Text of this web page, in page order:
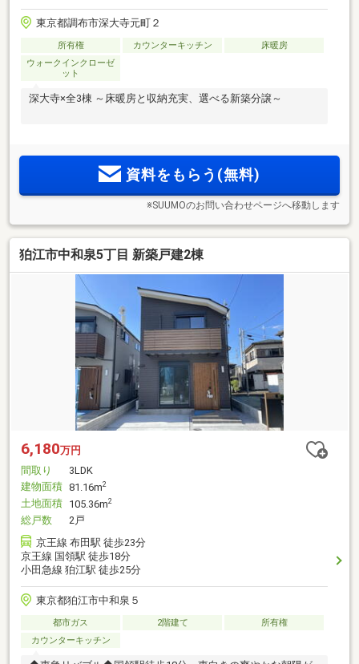
東京都調布市深大寺元町２
所有権 カウンターキッチン
床暖房
ウォークインクローゼ
ット
深大寺×全3棟 ～床暖房と収納充実、選べる新築分譲～
資料をもらう(無料)
※SUUMOのお問い合わせページへ移動します
狛江市中和泉5丁目 新築戸建2棟
6,180万円
間取り
3LDK
建物面積 81.16m2
土地面積 105.36m2
総戸数
2戸
京王線 布田駅 徒歩23分
京王線 国領駅 徒歩18分
小田急線 狛江駅 徒歩25分
東京都狛江市中和泉５
都市ガス 2階建て
所有権
カウンターキッチン